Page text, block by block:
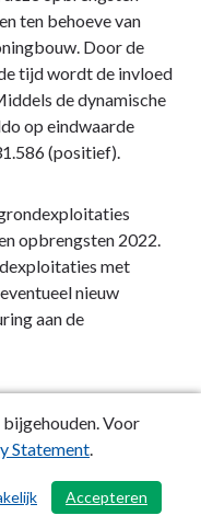
ten behoeve van
Door de
tijd wordt de invloed
de dynamische
op eindwaarde
(positief).
opbrengsten 2022.
met
nieuw
aan de
nog te
maken
kosten
te
opbrengsten
33.654.657 -34.275.147
/ 490
Voor
Statement.
Accepteren